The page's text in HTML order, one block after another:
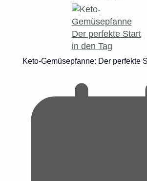
Keto-Gemüsepfanne: Der perfekte